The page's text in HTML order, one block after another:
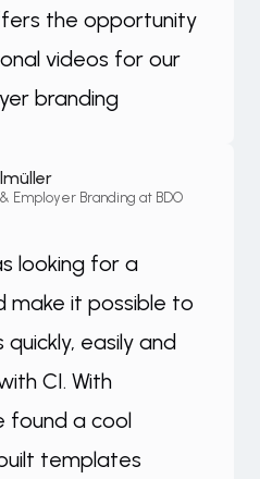
the opportunity
videos for our
branding
Employer Branding at BDO
looking for a
make it possible to
easily and
CI. With
found a cool
templates